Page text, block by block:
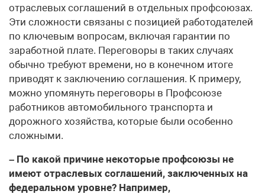
отраслевых соглашений в отдельных профсоюзах.
Эти сложности связаны с позицией работодателей
по ключевым вопросам, включая гарантии по
заработной плате. Переговоры в таких случаях
обычно требуют времени, но в конечном итоге
приводят к заключению соглашения. К примеру,
можно упомянуть переговоры в Профсоюзе
работников автомобильного транспорта и
дорожного хозяйства, которые были особенно
сложными.
– По какой причине некоторые профсоюзы не
имеют отраслевых соглашений, заключенных на
федеральном уровне? Например,